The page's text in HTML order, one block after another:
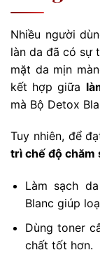
Nhiều người
làn da đã có sự
mặt da mịn
kết hợp giữa
mà Bộ Detox
Tuy nhiên, để
trì chế độ chăm
Làm sạch
Blanc giúp
Dùng toner
chất tốt hơn.